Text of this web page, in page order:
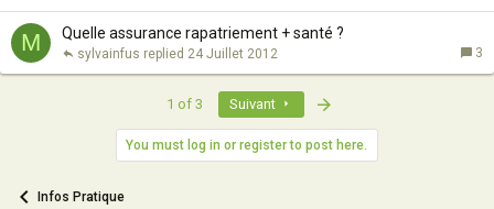
M Quelle assurance rapatriement + santé ?
3
24 Juillet 2012
sylvainfus
1 of 3 Suivant
You must log in or register to post here.
Infos Pratique